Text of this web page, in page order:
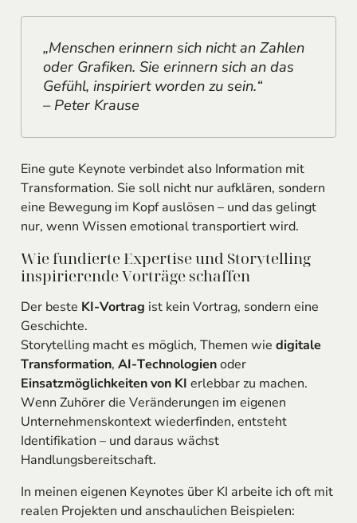
„Menschen erinnern sich nicht an Zahlen
oder Grafiken. Sie erinnern sich an das
Gefühl, inspiriert worden zu sein.“
– Peter Krause
Eine gute Keynote verbindet also Information mit
Transformation. Sie soll nicht nur aufklären, sondern
eine Bewegung im Kopf auslösen – und das gelingt
nur, wenn Wissen emotional transportiert wird.
Wie fundierte Expertise und Storytelling
inspirierende Vorträge schaffen
Der beste KI-Vortrag ist kein Vortrag, sondern eine
Geschichte.
Storytelling macht es möglich, Themen wie digitale
Transformation, AI-Technologienoder
Einsatzmöglichkeiten von KI erlebbar zu machen.
Wenn Zuhörer die Veränderungen im eigenen
Unternehmenskontext wiederfinden, entsteht
Identifikation – und daraus wächst
Handlungsbereitschaft.
In meinen eigenen Keynotes über KI arbeite ich oft mit
realen Projekten und anschaulichen Beispielen: